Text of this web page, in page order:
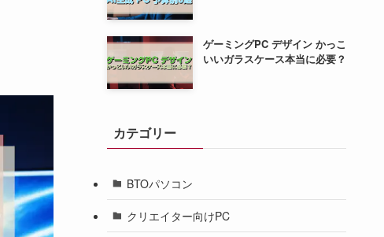
ゲーミングPC デザイン かっこ
いいガラスケース本当に必要？
カテゴリー
BTOパソコン
クリエイター向けPC